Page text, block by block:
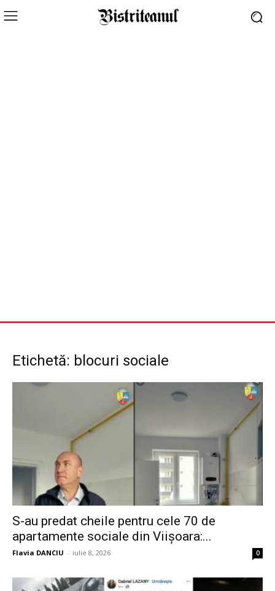
Etichetă: blocuri sociale
S-au predat cheile pentru cele 70 de
apartamente sociale din Viișoara:...
Flavia DANCIU - iulie 8, 2026 0